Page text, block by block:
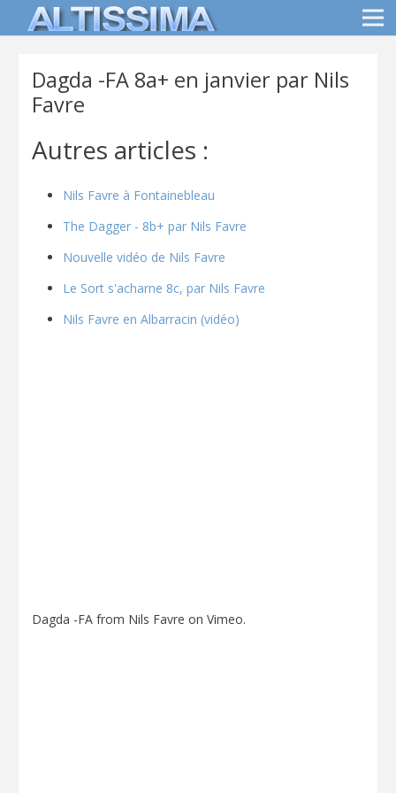
Dagda -FA 8a+ en janvier par Nils
Favre
Autres articles :
Nils Favre à Fontainebleau
The Dagger - 8b+ par Nils Favre
Nouvelle vidéo de Nils Favre
Le Sort s'acharne 8c, par Nils Favre
Nils Favre en Albarracin (vidéo)
Dagda -FA from Nils Favre on Vimeo.